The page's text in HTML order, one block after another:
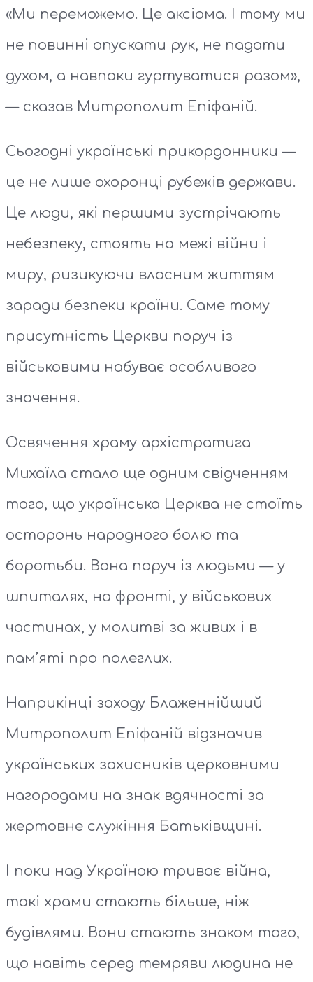
«Ми переможемо. Це аксіома. І тому ми
не повинні опускати рук, не падати
духом, а навпаки гуртуватися разом»,
— сказав Митрополит Епіфаній.
Сьогодні українські прикордонники —
це не лише охоронці рубежів держави.
Це люди, які першими зустрічають
небезпеку, стоять на межі війни і
миру, ризикуючи власним життям
заради безпеки країни. Саме тому
присутність Церкви поруч із
військовими набуває особливого
значення.
Освячення храму архістратига
Михаїла стало ще одним свідченням
того, що українська Церква не стоїть
осторонь народного болю та
боротьби. Вона поруч із людьми — у
шпиталях, на фронті, у військових
частинах, у молитві за живих і в
пам’яті про полеглих.
Наприкінці заходу Блаженнійший
Митрополит Епіфаній відзначив
українських захисників церковними
нагородами на знак вдячності за
жертовне служіння Батьківщині.
І поки над Україною триває війна,
такі храми стають більше, ніж
будівлями. Вони стають знаком того,
що навіть серед темряви людина не